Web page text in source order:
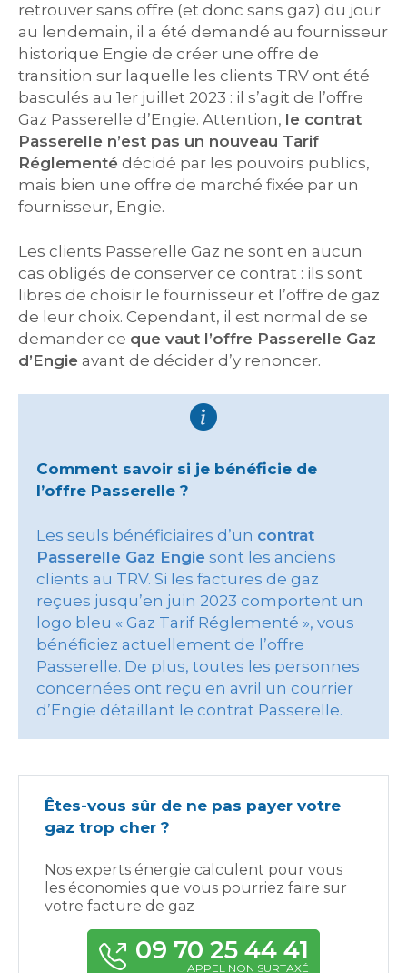
retrouver sans offre (et donc sans gaz) du jour
au lendemain, il a été demandé au fournisseur
historique Engie de créer une offre de
transition sur laquelle les clients TRV ont été
basculés au 1er juillet 2023 : il s’agit de l’offre
Gaz Passerelle d’Engie. Attention, le contrat
Passerelle n’est pas un nouveau Tarif
Réglementé décidé par les pouvoirs publics,
mais bien une offre de marché fixée par un
fournisseur, Engie.
Les clients Passerelle Gaz ne sont en aucun
cas obligés de conserver ce contrat : ils sont
libres de choisir le fournisseur et l’offre de gaz
de leur choix. Cependant, il est normal de se
demander ce que vaut l’offre Passerelle Gaz
d’Engie avant de décider d’y renoncer.
Comment savoir si je bénéficie de
l’offre Passerelle ?
Les seuls bénéficiaires d’un contrat
Passerelle Gaz Engie sont les anciens
clients au TRV. Si les factures de gaz
reçues jusqu’en juin 2023 comportent un
logo bleu « Gaz Tarif Réglementé », vous
bénéficiez actuellement de l’offre
Passerelle. De plus, toutes les personnes
concernées ont reçu en avril un courrier
d’Engie détaillant le contrat Passerelle.
Êtes-vous sûr de ne pas payer votre
gaz trop cher ?
Nos experts énergie calculent pour vous
les économies que vous pourriez faire sur
votre facture de gaz
09 70 25 44 41
APPEL NON SURTAXÉ